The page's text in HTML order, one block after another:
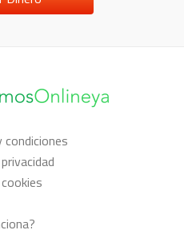
condiciones